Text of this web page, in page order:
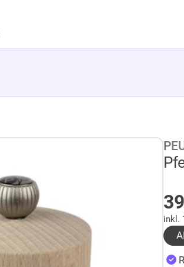
inkl.